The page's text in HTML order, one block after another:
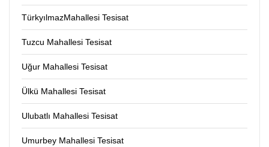
TürkyılmazMahallesi Tesisat
Tuzcu Mahallesi Tesisat
Uğur Mahallesi Tesisat
Ülkü Mahallesi Tesisat
Ulubatlı Mahallesi Tesisat
Umurbey Mahallesi Tesisat